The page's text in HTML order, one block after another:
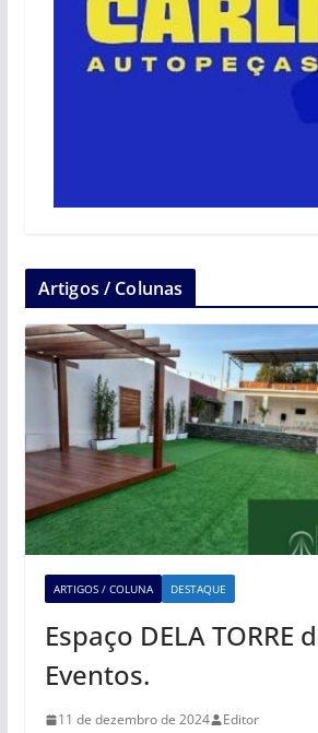
Artigos / Colunas
ARTIGOS / COLUNA DESTAQUE
Espaço DELA TORRE
Eventos.
11 de dezembro de 2024 Editor